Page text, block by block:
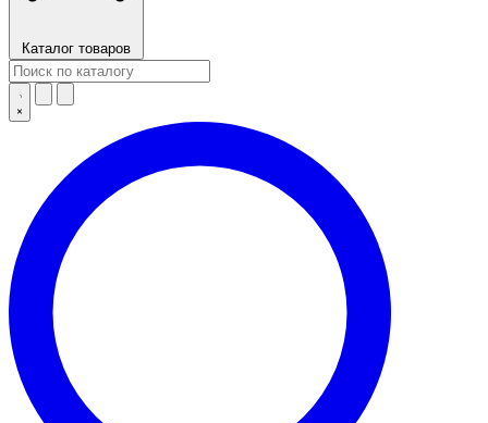
Каталог товаров